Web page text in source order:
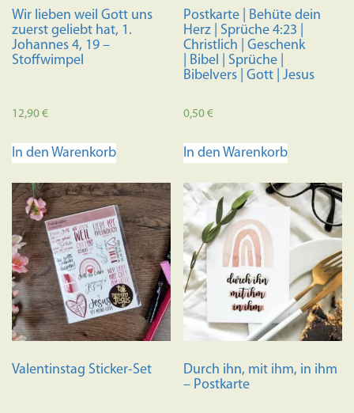
Wir lieben weil Gott uns
zuerst geliebt hat, 1.
Johannes 4, 19 –
Stoffwimpel
12,90€
In den Warenkorb
Postkarte | Behüte dein
Herz | Sprüche 4:23 |
Christlich | Geschenk
| Bibel | Sprüche |
Bibelvers | Gott | Jesus
0,50€
In den Warenkorb
Valentinstag Sticker-Set
Durch ihn, mit ihm, in ihm
– Postkarte